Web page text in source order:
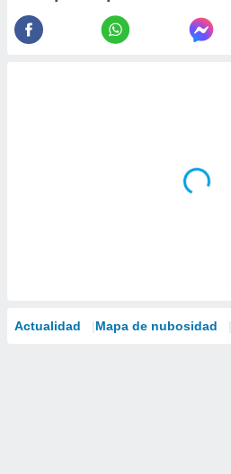
Actualidad Mapa de nubosidad